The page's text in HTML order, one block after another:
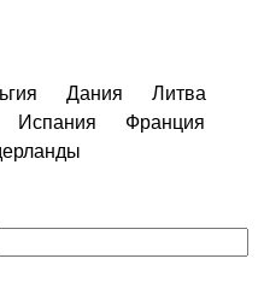
Дания
Литва
Испания
Франция